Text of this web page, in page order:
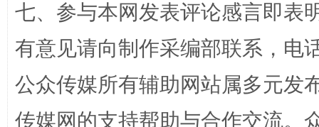
七、参与本网发表评论感言即表
有意见请向制作采编部联系，电
公众传媒所有辅助网站属多元发
传媒网的支持帮助与合作交流。